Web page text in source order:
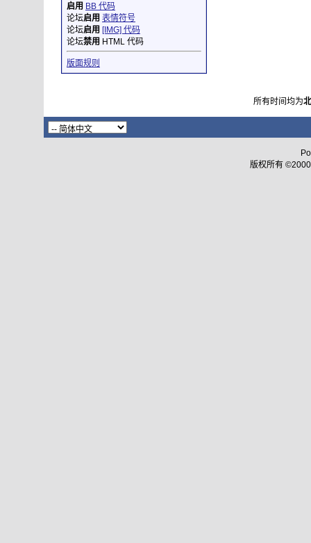
启用 BB 代码
论坛启用 表情符号
论坛启用 [IMG] 代码
论坛禁用 HTML 代码
版面规则
所有时间均为
版权所有